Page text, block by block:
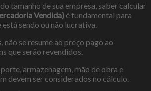
tamanho de sua empresa, saber calcular
Vendida) é fundamental para
sendo ou não lucrativa.
não se resume ao preço pago ao
que serão revendidos.
armazenagem, mão de obra e
devem ser considerados no cálculo.